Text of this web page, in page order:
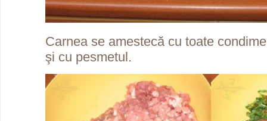
Carnea se amestecă cu toate
şi cu pesmetul.